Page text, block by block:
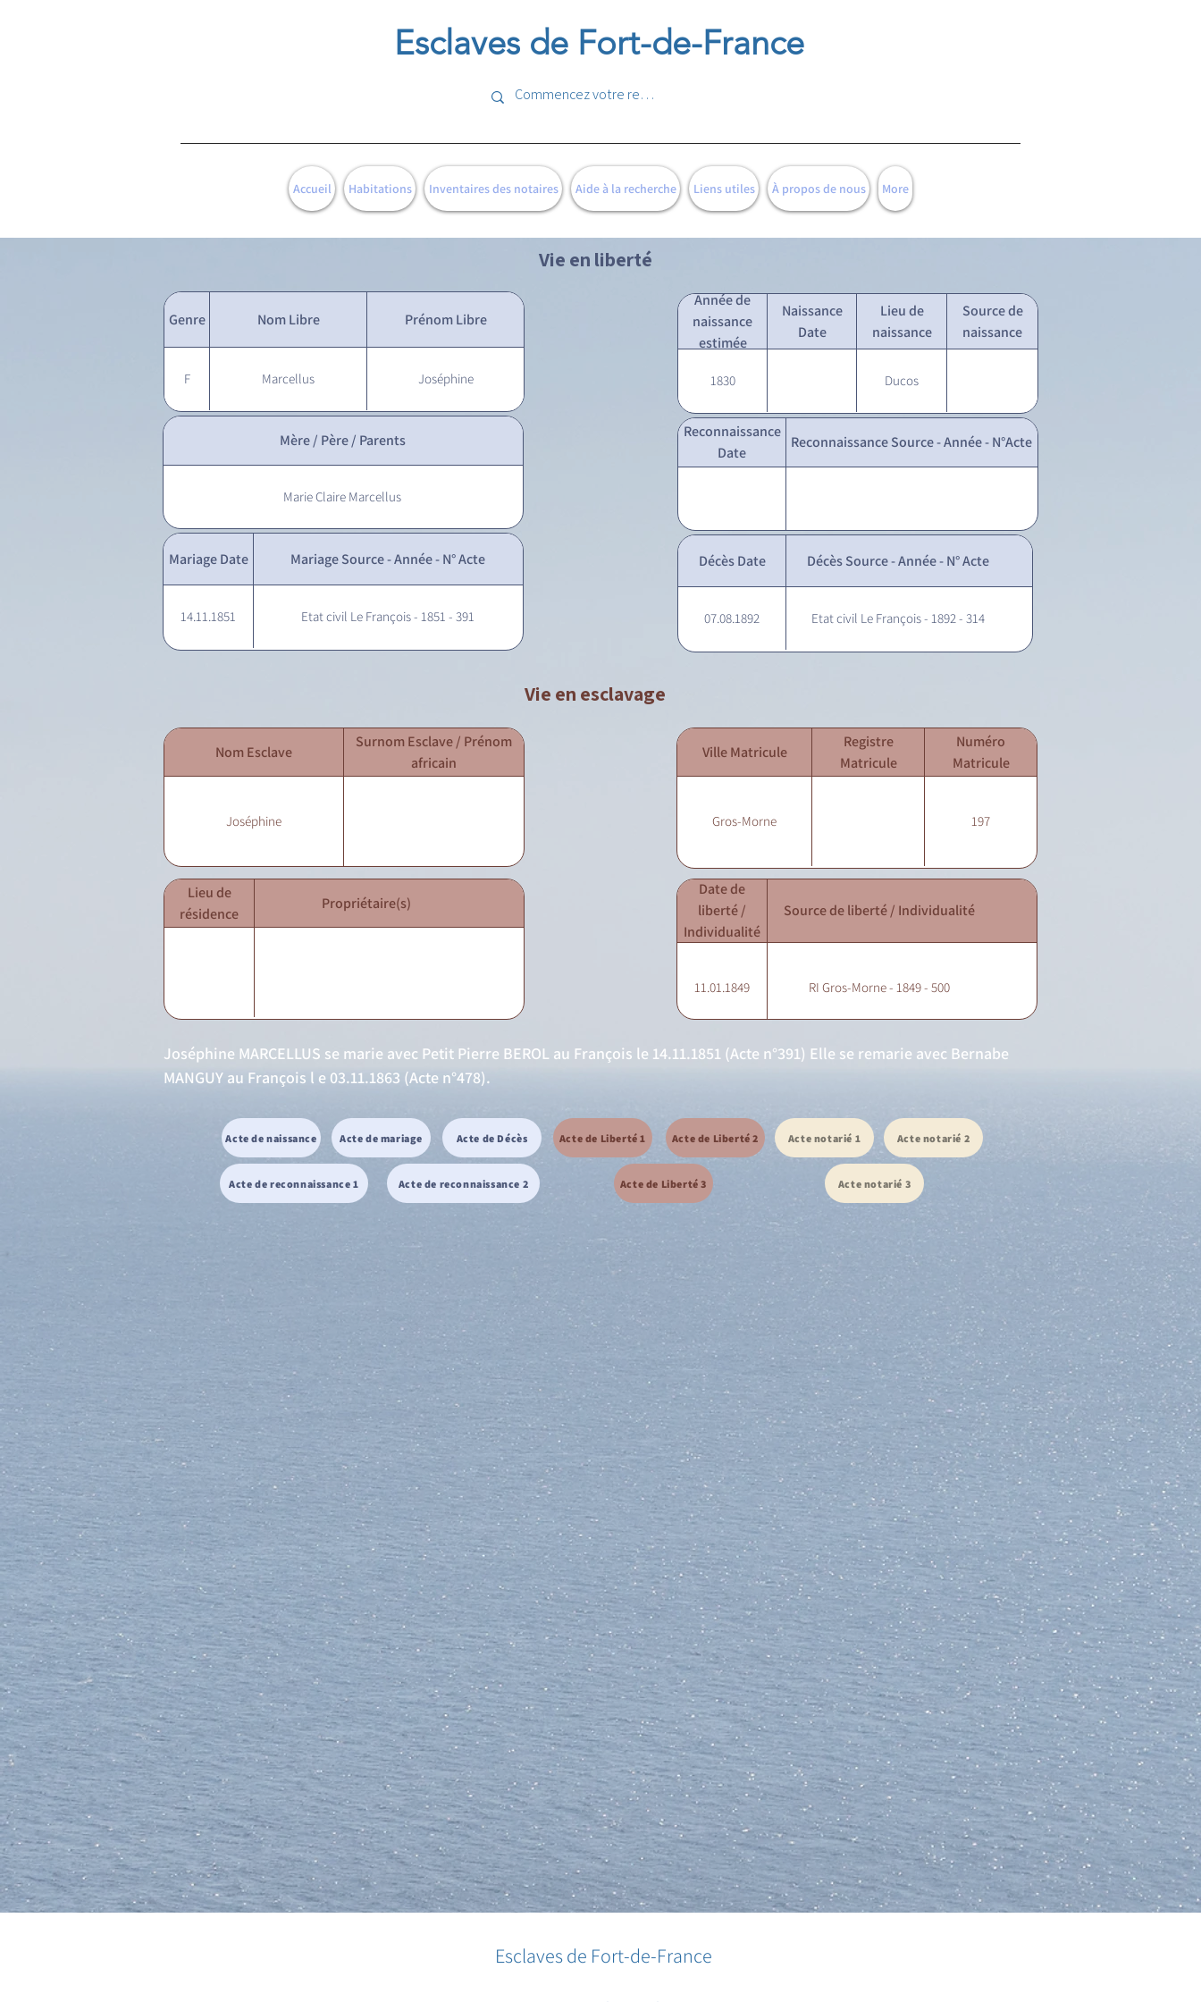
Esclaves de Fort-de-France
Accueil Habitations Inventaires des notaires Aide à la recherche Liens utiles À propos de nous More
Vie en liberté
Genre Nom Libre Prénom Libre
F Marcellus Joséphine
Année de
naissance
estimée
Naissance
Date
Lieu de
naissance
Source de
naissance
1830 Ducos
Mère / Père / Parents
Marie Claire Marcellus
Mariage Date Mariage Source - Année - N° Acte
14.11.1851 Etat civil Le François - 1851 - 391
Reconnaissance
Date
Reconnaissance Source - Année - N°Acte
Décès Date Décès Source - Année - N° Acte
07.08.1892 Etat civil Le François - 1892 - 314
Vie en esclavage
Nom Esclave
Surnom Esclave / Prénom
africain
Joséphine
Ville Matricule
Registre
Matricule
Numéro
Matricule
Gros-Morne 197
Lieu de
résidence
Propriétaire(s)
Date de
liberté /
Individualité
Source de liberté / Individualité
11.01.1849 RI Gros-Morne - 1849 - 500
Joséphine MARCELLUS se marie avec Petit Pierre BEROL au François le 14.11.1851 (Acte n°391) Elle se remarie avec Bernabe
MANGUY au François l e 03.11.1863 (Acte n°478).
Acte de naissance Acte de mariage Acte de Décès
Acte de reconnaissance 1 Acte de reconnaissance 2
Acte de Liberté 1 Acte de Liberté 2
Acte de Liberté 3
Acte notarié 1 Acte notarié 2
Acte notarié 3
Esclaves de Fort-de-France